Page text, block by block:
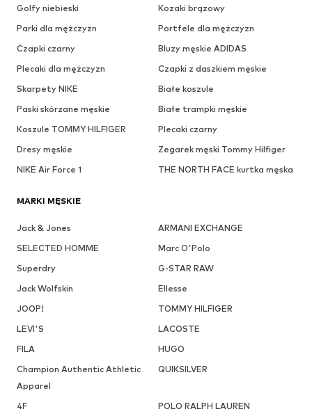
Golfy niebieski
Kozaki brązowy
Parki dla mężczyzn
Portfele dla mężczyzn
Czapki czarny
Bluzy męskie ADIDAS
Plecaki dla mężczyzn
Czapki z daszkiem męskie
Skarpety NIKE
Białe koszule
Paski skórzane męskie
Białe trampki męskie
Koszule TOMMY HILFIGER
Plecaki czarny
Dresy męskie
Zegarek męski Tommy Hilfiger
NIKE Air Force 1
THE NORTH FACE kurtka męska
MARKI MĘSKIE
Jack & Jones
ARMANI EXCHANGE
SELECTED HOMME
Marc O'Polo
Superdry
G-STAR RAW
Jack Wolfskin
Ellesse
JOOP!
TOMMY HILFIGER
LEVI'S
LACOSTE
FILA
HUGO
Champion Authentic Athletic
Apparel
QUIKSILVER
4F
POLO RALPH LAUREN